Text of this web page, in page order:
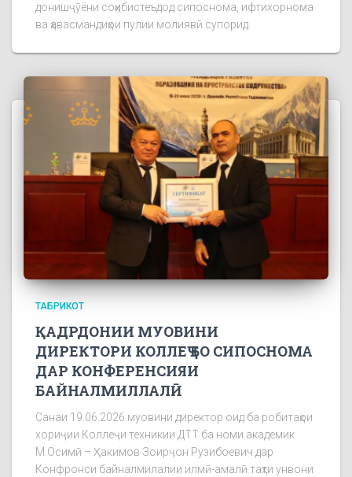
донишҷӯёни соҳибистеъдод сипоснома, ифтихорнома
ва ҳавасмандиҳои пулии молиявӣ супорид.
ТАБРИКОТ
ҚАДРДОНИИ МУОВИНИ
ДИРЕКТОРИ КОЛЛЕҶ БО СИПОСНОМА
ДАР КОНФЕРЕНСИЯИ
БАЙНАЛМИЛЛАЛӢ
Санаи 19.06.2026 муовини директор оид ба робитаҳои
хориҷии Коллеҷи техникии ДТТ ба номи академик
М.Осимӣ – Ҳакимов Зоирҷон Рузибоевич дар
Конфронси байналмилалии илмӣ-амалӣ таҳти унвони